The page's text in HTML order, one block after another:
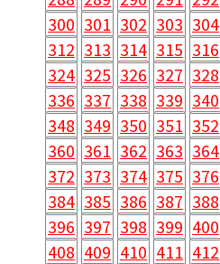
300 301 302 303 304
312 313 314 315 316
324 325 326 327 328
336 337 338 339 340
348 349 350 351 352
360 361 362 363 364
372 373 374 375 376
384 385 386 387 388
396 397 398 399 400
408 409 410 411 412